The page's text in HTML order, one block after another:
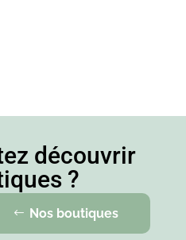
découvrir
?
Nos boutiques